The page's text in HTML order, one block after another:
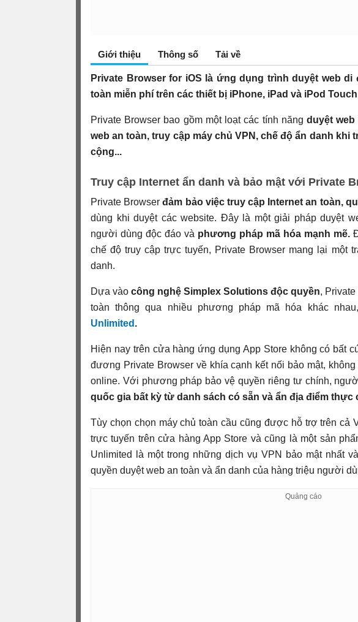
Giới thiệu Thông số Tải về
Private Browser for iOS là ứng dụng trình duyệt web
toàn miễn phí trên các thiết bị iPhone, iPad và iPod
Private Browser bao gồm một loạt các tính năngduyệt web
web an toàn, truy cập máy chủ VPN, chế độ ẩn danh khi
cộng...
Truy cập Internet ẩn danh và bảo mật với Private
Private Browserđảm bảo việc truy cập Internet an toàn,
dùng khi duyệt các website. Đây là một giải pháp duyệt
người dùng độc đáo và phương pháp mã hóa mạnh mẽ.
chế độ truy cập trực tuyến, Private Browser mang lại một
danh.
Dựa vào công nghệ Simplex Solutions độc quyền,
toàn thông qua nhiều phương pháp mã hóa khác
Unlimited .
Hiện nay trên cửa hàng ứng dụng App Store không có bất
đương Private Browser về khía cạnh kết nối bảo mật,
online. Với phương pháp bảo vệ quyền riêng tư chính,
quốc gia bất kỳ từ danh sách có sẵn và ẩn địa điểm thực
Tùy chọn chọn máy chủ toàn cầu cũng được hỗ trợ trên cả
trực tuyến trên cửa hàng App Store và cũng là một sản
Unlimited là một trong những dịch vụ VPN bảo mật nhất
quyền duyệt web an toàn và ẩn danh của hàng triệu người